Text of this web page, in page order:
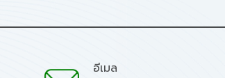
อีเมล